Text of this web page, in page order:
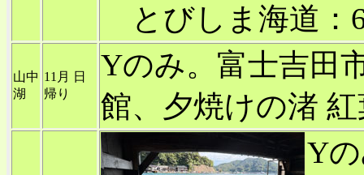
とびしま海道：
山中
湖
11月 日
帰り
Yのみ。富士吉田
館、夕焼けの渚
Y